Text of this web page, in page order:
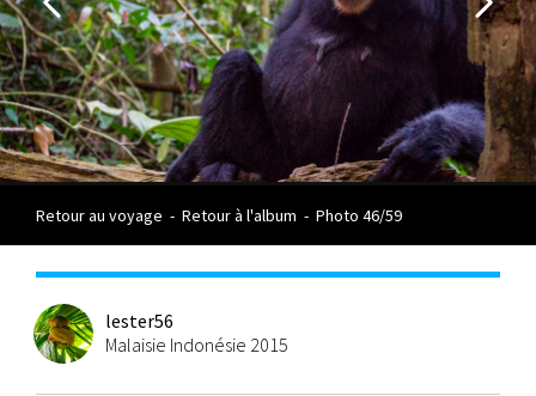
Retour au voyage - Retour à l'album - Photo 46/59
lester56
Malaisie Indonésie 2015